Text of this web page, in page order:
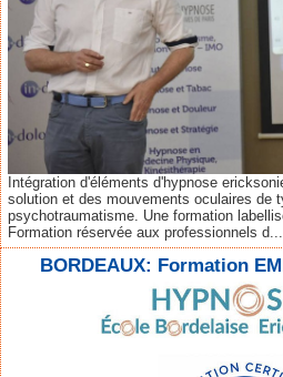
Intégration d'éléments d'hypnose
solution et des mouvements oculaires de
psychotraumatisme. Une formation
Formation réservée aux professionnels d...
BORDEAUX: Formation